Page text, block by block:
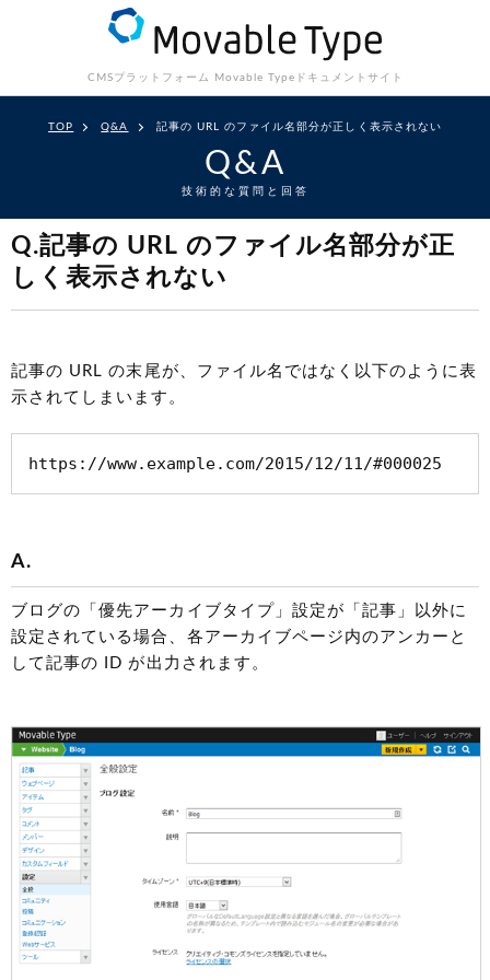
CMSプラットフォーム Movable Type ドキュメントサイト
TOP Q&A 記事の URL のファイル名部分が正しく表示されない
Q&A
技術的な質問と回答
Q.記事の URL のファイル名部分が正
しく表示されない
記事の URL の末尾が、ファイル名ではなく以下のように表
示されてしまいます。
A.
ブログの「優先アーカイブタイプ」設定が「記事」以外に
設定されている場合、各アーカイブページ内のアンカーと
して記事の ID が出力されます。